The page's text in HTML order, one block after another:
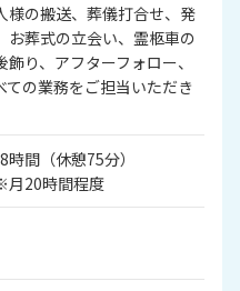
様の搬送、葬儀打合せ、発
お葬式の立会い、霊柩車の
り、アフターフォロー、
ての業務をご担当いただき
間（休憩75分）
20時間程度